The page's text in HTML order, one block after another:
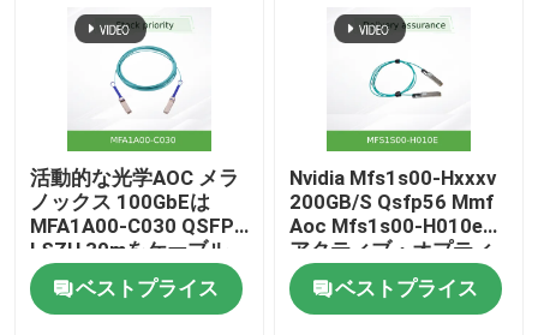
活動的な光学AOC メラ
ノックス 100GbEは
MFA1A00-C030 QSFP
LSZH 30mをケーブル
で通信する
ベストプライス
Nvidia Mfs1s00-Hxxxv
200GB/S Qsfp56 Mmf
Aoc Mfs1s00-H010e
アクティブ・オプティ
カルケーブル,最大
200gbps,Qsfp56から
Qsfp56まで
ベストプライス